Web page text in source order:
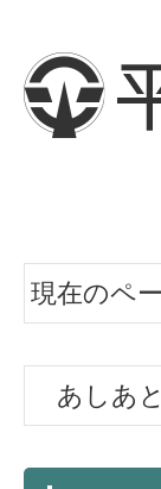
現在のペ
あしあと